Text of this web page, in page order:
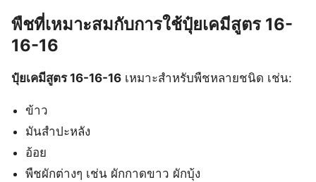
พืชที่เหมาะสมกับการใช้ปุ๋ยเคมีสูตร 16-
16-16
ปุ๋ยเคมีสูตร 16-16-16 เหมาะสำหรับพืชหลายชนิด เช่น:
ข้าว
มันสำปะหลัง
อ้อย
พืชผักต่างๆ เช่น ผักกาดขาว ผักบุ้ง